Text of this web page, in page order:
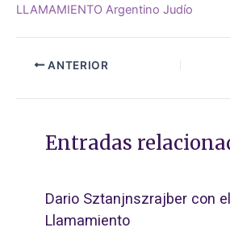
LLAMAMIENTO Argentino Judío
ANTERIOR
Entradas
Dario Sztanjnszrajber con el
Llamamiento